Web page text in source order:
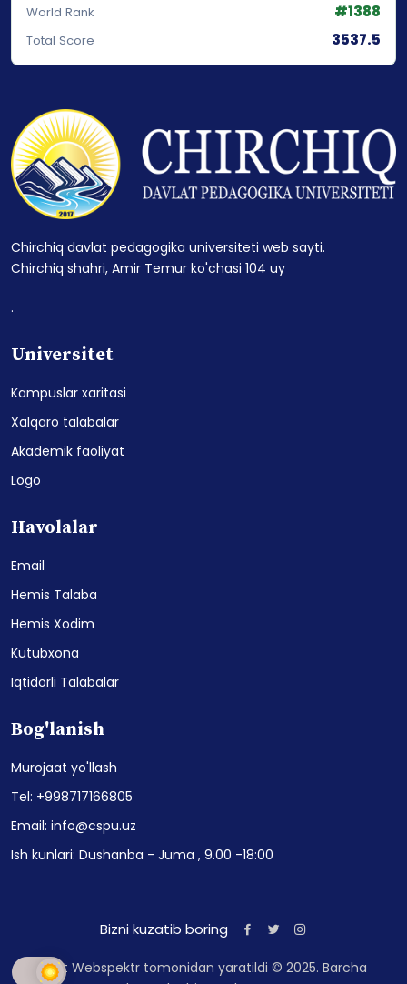
World Rank #1388
Total Score 3537.5
Chirchiq davlat pedagogika universiteti web sayti.
Chirchiq shahri, Amir Temur ko'chasi 104 uy
.
Universitet
Kampuslar xaritasi
Xalqaro talabalar
Akademik faoliyat
Logo
Havolalar
Email
Hemis Talaba
Hemis Xodim
Kutubxona
Iqtidorli Talabalar
Bog'lanish
Murojaat yo'llash
Tel: +998717166805
Email: info@cspu.uz
Ish kunlari: Dushanba - Juma , 9.00 -18:00
Bizni kuzatib boring
Sayt Webspektr tomonidan yaratildi © 2025. Barcha